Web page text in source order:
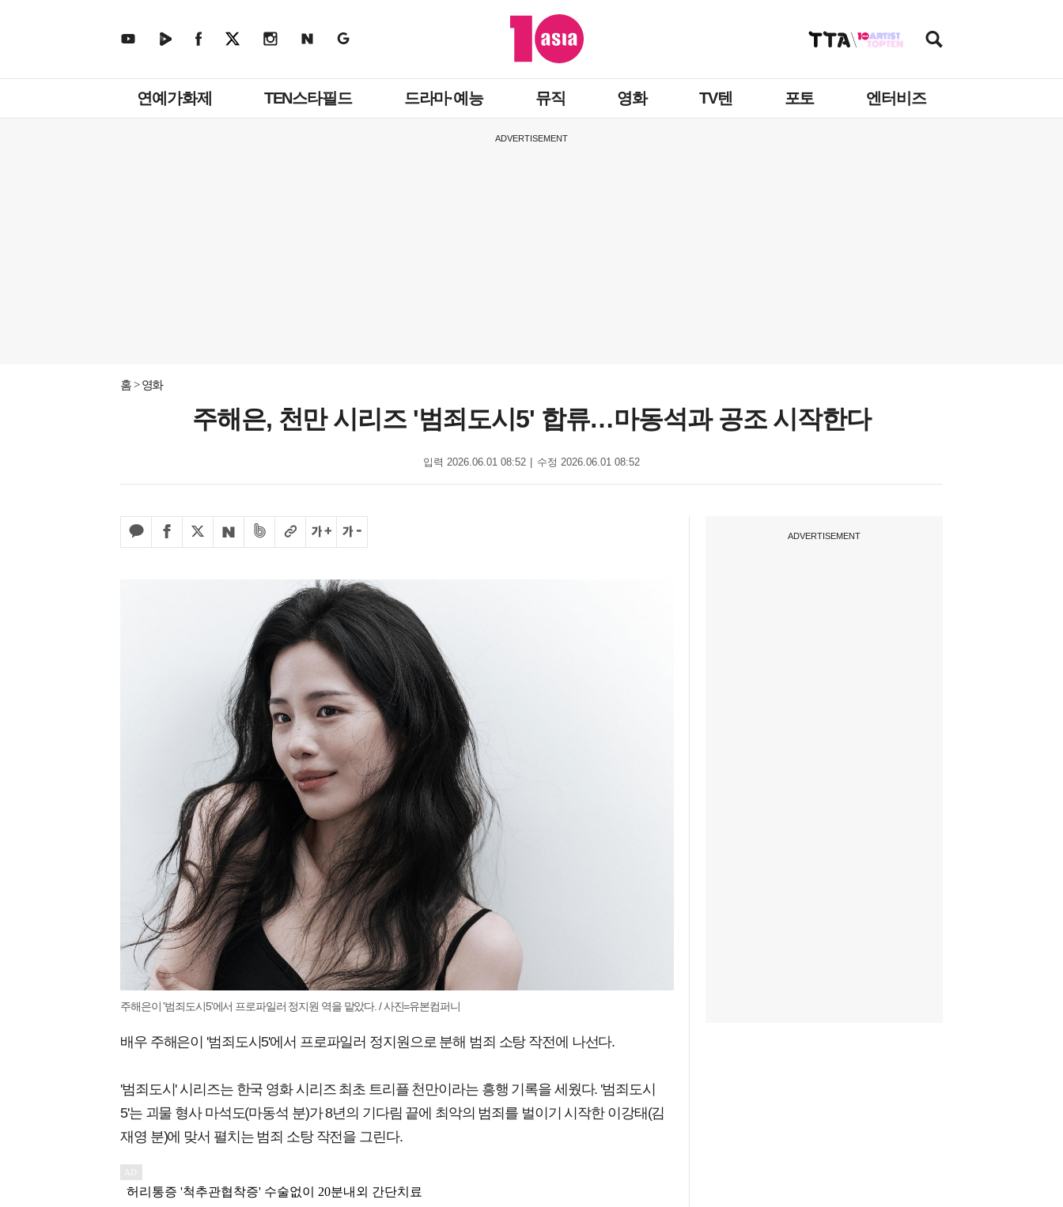
뉴
연예가화제 TEN스타필드 드라마·예능 뮤직 영화 TV텐 포토 엔터비즈
ADVERTISEMENT
홈 영화
주해은, 천만 시리즈 '범죄도시5' 합류…마동석과 공조 시작한다
입력 2026.06.01 08:52 수정 2026.06.01 08:52
주해은이 '범죄도시5'에서 프로파일러 정지원 역을 맡았다. / 사진=유본컴퍼니
배우 주해은이 '범죄도시5'에서 프로파일러 정지원으로 분해 범죄 소탕 작전에 나선다.
'범죄도시' 시리즈는 한국 영화 시리즈 최초 트리플 천만이라는 흥행 기록을 세웠다. '범죄도시
5'는 괴물 형사 마석도(마동석 분)가 8년의 기다림 끝에 최악의 범죄를 벌이기 시작한 이강태(김
재영 분)에 맞서 펼치는 범죄 소탕 작전을 그린다.
ADVERTISEMENT